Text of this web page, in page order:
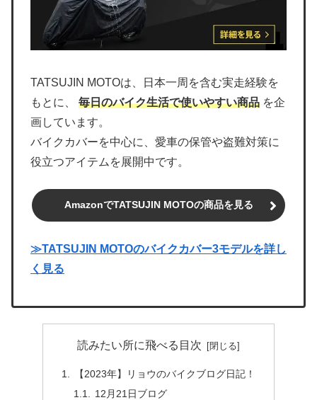
TATSUJIN MOTOは、日本一周を含む実走経験を
もとに、 毎日のバイク生活で使いやすい商品 を企
画しています。
バイクカバーを中心に、愛車の保管や盗難対策に
役立つアイテムを展開中です。
AmazonでTATSUJIN MOTOの商品を見る
≫TATSUJIN MOTOのバイクカバー3モデルを詳し
く見る
読みたい所に飛べる目次
【2023年】リョウのバイクブログ日記！
12月21日ブログ